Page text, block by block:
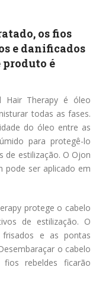
os fios
e danificados
é
Therapy é óleo
todas as fases.
do óleo entre as
para protegê-lo
de estilização. O Ojon
pode ser aplicado em
protege o cabelo
de estilização. O
e as pontas
o cabelo
rebeldes ficarão